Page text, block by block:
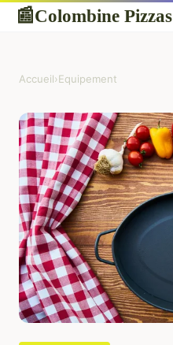
📰Colombine Pizzas
Accueil›Equipement